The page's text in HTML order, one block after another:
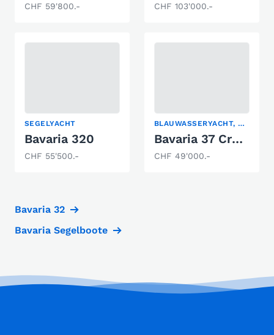
CHF 59'800.- CHF 103'000.-
SEGELYACHT
Bavaria 320
CHF 55'500.-
BLAUWASSERYACHT, KIELBOOT, SEGELYACHT
Bavaria 37 Cruiser
CHF 49'000.-
Bavaria 32
Bavaria Segelboote